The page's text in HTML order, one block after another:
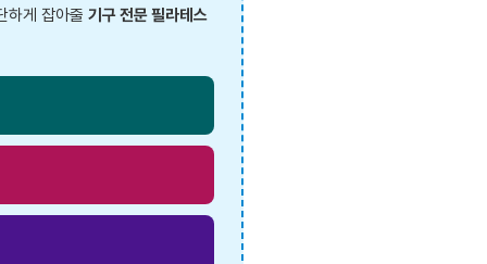
하게 잡아줄 기구 전문 필라테스